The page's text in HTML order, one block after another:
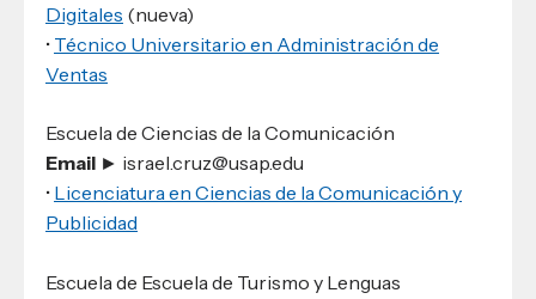
Digitales (nueva)
• Técnico Universitario en Administración de
Ventas
Escuela de Ciencias de la Comunicación
Email ► israel.cruz@usap.edu
• Licenciatura en Ciencias de la Comunicación y
Publicidad
Escuela de Escuela de Turismo y Lenguas